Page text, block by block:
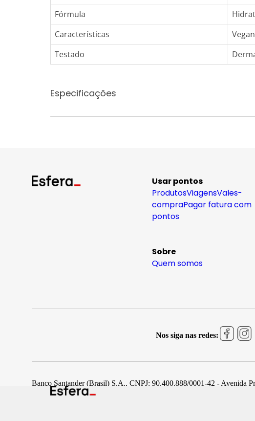
Fórmula
Características
Testado
Especificações
Usar pontos
ProdutosViagensVales-
compraPagar fatura com
pontos
Sobre
Quem somos
Nos siga nas redes:
Banco Santander (Brasil) S.A., CNPJ: 90.400.888/0001-42 - Avenida